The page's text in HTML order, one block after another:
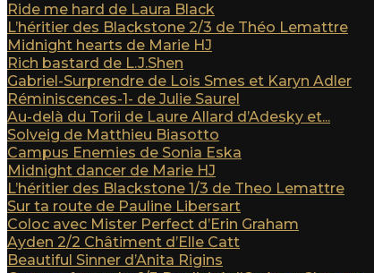
Ride me hard de Laura Black
L’héritier des Blackstone 2/3 de Théo Lemattre
Midnight hearts de Marie HJ
Rich bastard de L.J.Shen
Gabriel-Surprendre de Lois Smes et Karyn Adler
Réminiscences-1- de Julie Saurel
Au-delà du Torii de Laure Allard d’Adesky et...
Solveig de Matthieu Biasotto
Campus Enemies de Sonia Eska
Midnight dancer de Marie HJ
L’héritier des Blackstone 1/3 de Theo Lemattre
Sur ta route de Pauline Libersart
Coloc avec Mister Perfect d’Erin Graham
Ayden 2/2 Châtiment d’Elle Catt
Beautiful Sinner d’Anita Rigins